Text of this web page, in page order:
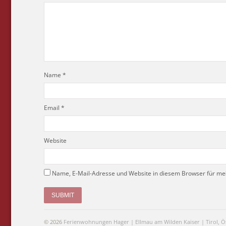
Name *
Email *
Website
Name, E-Mail-Adresse und Website in diesem Browser für
© 2026 Ferienwohnungen Hager | Ellmau am Wilden Kaiser | Tirol,